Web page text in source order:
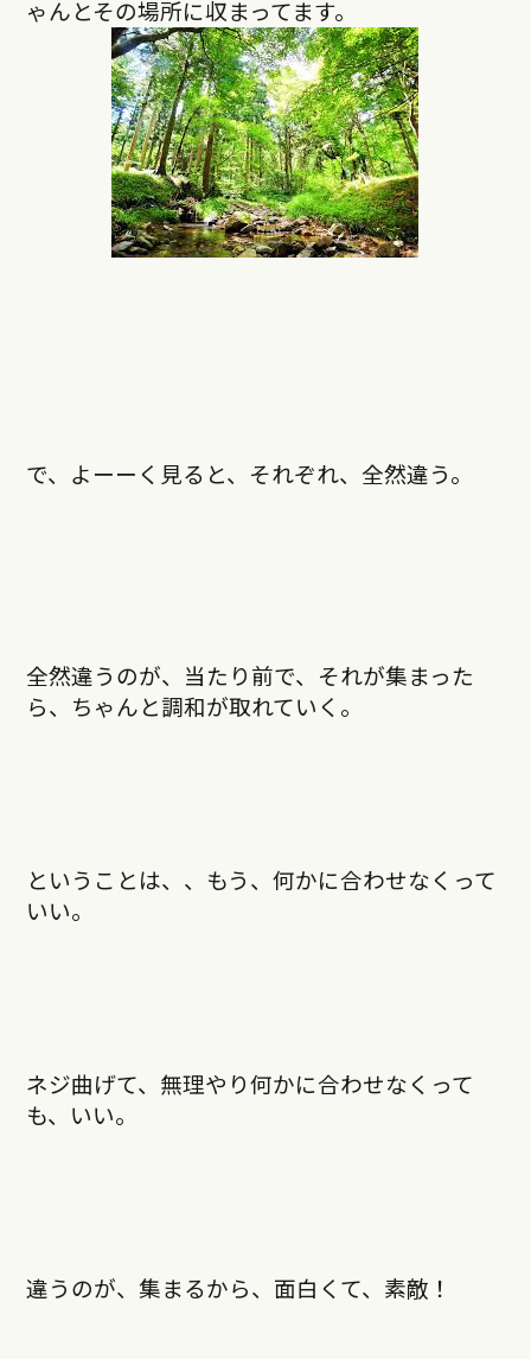
ゃんとその場所に収まってます。
で、よーーく見ると、それぞれ、全然違う。
全然違うのが、当たり前で、それが集まった
ら、ちゃんと調和が取れていく。
ということは、、もう、何かに合わせなくって
いい。
ネジ曲げて、無理やり何かに合わせなくって
も、いい。
違うのが、集まるから、面白くて、素敵！